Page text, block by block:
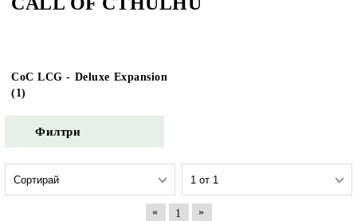
CoC LCG - Deluxe Expansion
(1)
Филтри
« 1 »